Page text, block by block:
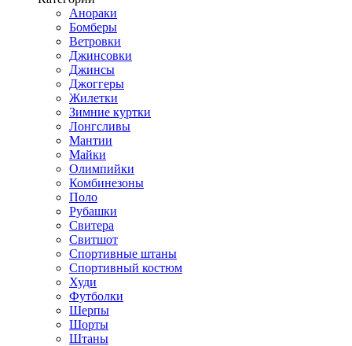
Анораки
Бомберы
Ветровки
Джинсовки
Джинсы
Джоггеры
Жилетки
Зимние куртки
Лонгсливы
Мантии
Майки
Олимпийки
Комбинезоны
Поло
Рубашки
Свитера
Свитшот
Спортивные штаны
Спортивный костюм
Худи
Футболки
Шерпы
Шорты
Штаны